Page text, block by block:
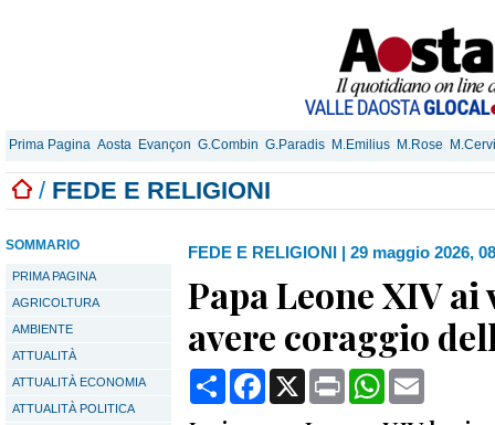
Prima Pagina Aosta Evançon G.Combin G.Paradis M.Emilius M.Rose
/ FEDE E RELIGIONI
SOMMARIO
PRIMA PAGINA
AGRICOLTURA
AMBIENTE
ATTUALITÀ
ATTUALITÀ ECONOMIA
ATTUALITÀ POLITICA
FEDE E RELIGIONI | 29 maggio 2026,
Papa Leone XIV
avere coraggio
CondividiFacebook
X Print WhatsApp